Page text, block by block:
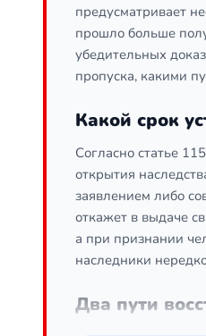
предусматривает
прошло больше
убедительных
пропуска, какими
Какой срок
Согласно статье
открытия
заявлением либо
откажет в выдаче
а при признании
наследники
Два пути